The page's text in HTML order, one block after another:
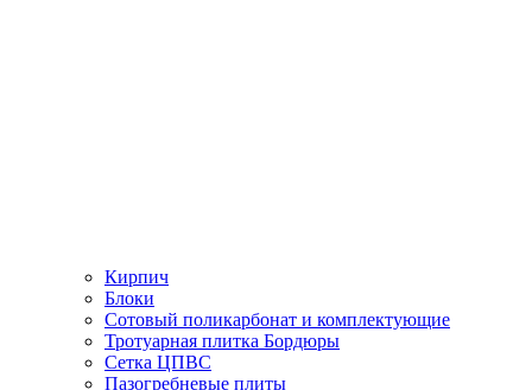
Кирпич
Блоки
Сотовый поликарбонат и комплектующие
Тротуарная плитка Бордюры
Сетка ЦПВС
Пазогребневые плиты